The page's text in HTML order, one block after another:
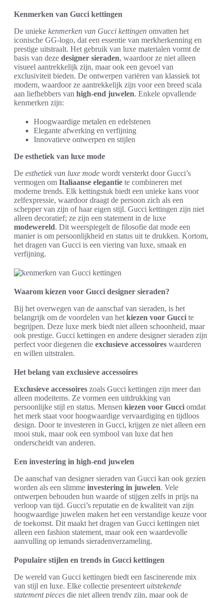
Kenmerken van Gucci kettingen
De unieke kenmerken van Gucci kettingen omvatten het
iconische GG-logo, dat een essentie van merkherkenning en
prestige uitstraalt. Het gebruik van luxe materialen vormt de
basis van deze designer sieraden, waardoor ze niet alleen
visueel aantrekkelijk zijn, maar ook een gevoel van
exclusiviteit bieden. De ontwerpen variëren van klassiek tot
modern, waardoor ze aantrekkelijk zijn voor een breed scala
aan liefhebbers van high-end juwelen. Enkele opvallende
kenmerken zijn:
Hoogwaardige metalen en edelstenen
Elegante afwerking en verfijning
Innovatieve ontwerpen en stijlen
De esthetiek van luxe mode
De esthetiek van luxe mode wordt versterkt door Gucci’s
vermogen om Italiaanse elegantie te combineren met
moderne trends. Elk kettingstuk biedt een unieke kans voor
zelfexpressie, waardoor draagt de persoon zich als een
schepper van zijn of haar eigen stijl. Gucci kettingen zijn niet
alleen decoratief; ze zijn een statement in de luxe
modewereld. Dit weerspiegelt de filosofie dat mode een
manier is om persoonlijkheid en status uit te drukken. Kortom,
het dragen van Gucci is een viering van luxe, smaak en
verfijning.
Waarom kiezen voor Gucci designer sieraden?
Bij het overwegen van de aanschaf van sieraden, is het
belangrijk om de voordelen van het kiezen voor Gucci te
begrijpen. Deze luxe merk biedt niet alleen schoonheid, maar
ook prestige. Gucci kettingen en andere designer sieraden zijn
perfect voor diegenen die exclusieve accessoires waarderen
en willen uitstralen.
Het belang van exclusieve accessoires
Exclusieve accessoires zoals Gucci kettingen zijn meer dan
alleen modeitems. Ze vormen een uitdrukking van
persoonlijke stijl en status. Mensen kiezen voor Gucci omdat
het merk staat voor hoogwaardige vervaardiging en tijdloos
design. Door te investeren in Gucci, krijgen ze niet alleen een
mooi stuk, maar ook een symbool van luxe dat hen
onderscheidt van anderen.
Een investering in high-end juwelen
De aanschaf van designer sieraden van Gucci kan ook gezien
worden als een slimme investering in juwelen. Vele
ontwerpen behouden hun waarde of stijgen zelfs in prijs na
verloop van tijd. Gucci’s reputatie en de kwaliteit van zijn
hoogwaardige juwelen maken het een verstandige keuze voor
de toekomst. Dit maakt het dragen van Gucci kettingen niet
alleen een fashion statement, maar ook een waardevolle
aanvulling op iemands sieradenverzameling.
Populaire stijlen en trends in Gucci kettingen
De wereld van Gucci kettingen biedt een fascinerende mix
van stijl en luxe. Elke collectie presenteert uitstekende
statement pieces die niet alleen trendy zijn, maar ook de